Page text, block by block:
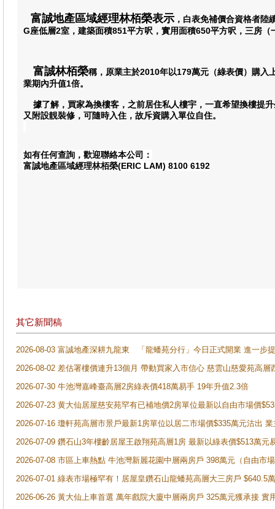
富誠地產區域經理林栢榮表示 ，白表免補價合資格者陸
G座低層2室，建築面積851平方呎，實用面積650平方呎，三房
富誠林栢榮稱，原業主於2010年以179萬元（綠表價）購入
業期內升值1倍。
據了解，買家為換樓客，之前居住私人樓宇，一直希望換樓提
又附設靚裝修，可隨時入住，故斥資購入單位自住。
如有任何查詢，歡迎聯絡本公司：
富誠地產區域經理林栢榮(ERIC LAM) 8100 6192
其它新聞稿
2026-08-03 富誠地產深耕九龍東 「龍蟠苑分行」今日正式開業 進一步
2026-08-02 差估署樓價連升13個月 帶動買家入市信心 慈雲山慈愛苑高層
2026-07-30 牛池灣嘉峰臺高層2房綠表價418萬易手 19年升值2.3倍
2026-07-23 黄大仙居屋慈安苑罕有已補地價2房單位最新以自由市場價
2026-07-16 瓊軒苑高層市景戶最新1房單位以居二市場價$335萬元沽出
2026-07-09 鑽石山3年樓齡居屋王啟翔苑高層1房 最新以綠表價$513萬元
2026-07-08 市區上車熱點 牛池灣新麗花園中層兩房戶 398萬元（自由市
2026-07-01 綠表市場極罕有！居屋皇鑽石山龍蟠苑高層大三房戶
2026-06-26 黃大仙上車首選 萬年戲院大廈中層兩房戶 325萬元獲承接 實